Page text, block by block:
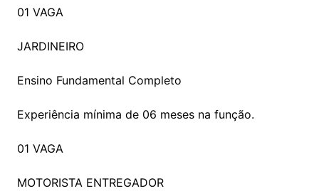
01 VAGA
JARDINEIRO
Ensino Fundamental Completo
Experiência mínima de 06 meses na função.
01 VAGA
MOTORISTA ENTREGADOR